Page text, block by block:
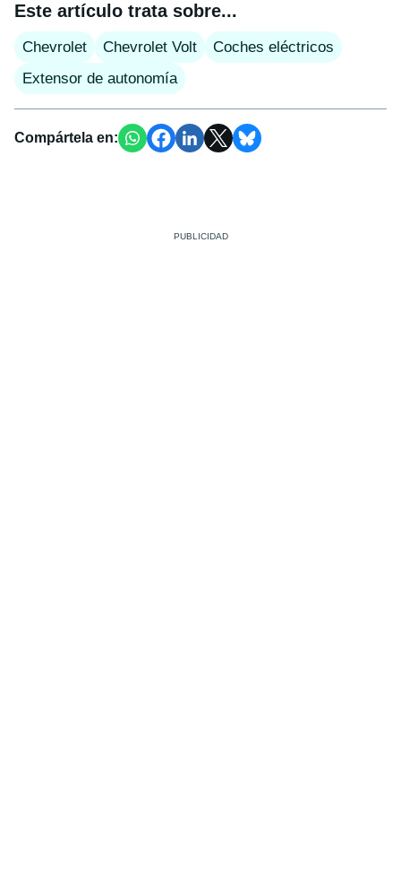
Este artículo trata sobre...
Chevrolet Chevrolet Volt
Coches eléctricos
Extensor de autonomía
Compártela en: